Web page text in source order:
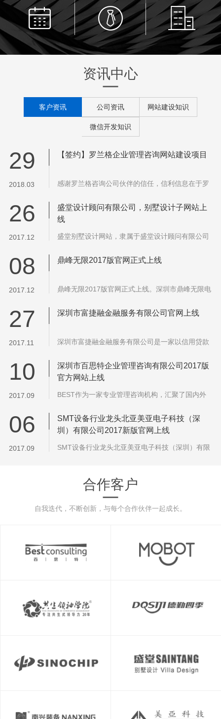
资讯中心
客户资讯 公司资讯 网站建设知识
微信开发知识
29
2018.03
【签约】罗兰格企业管理咨询网站建设项目
感谢罗兰格咨询公司伙伴的信任，信利信息在于罗
建设的目的和目标达成一致共识与合作。服务内容
包含：网站整体数据分析、网…...
26
2017.12
盛堂设计顾问有限公司，别墅设计子网站上
线
盛堂别墅设计网站，隶属于盛堂设计顾问有限公司
司由盛思民先生创办盛堂设计是一家高端室内外环
08
2017.12
鼎峰无限2017版官网正式上线
鼎峰无限2017版官网正式上线。深圳市鼎峰无限电
式物联网产品，无线射频产品，网络云存储，数字
27
2017.11
深圳市富捷融金融服务有限公司官网上线
深圳市富捷融金融服务有限公司是一家以信用贷款
年5月10日成立，旗下分公司分别分布在深圳市和
上海市。总部及分公司均位于…...
10
2017.09
深圳市百思特企业管理咨询有限公司2017版
官方网站上线
BEST作为一家专业管理咨询机构，汇聚了国内外
IBM、Hay、埃森哲、华为等世界一流标杆企业的
咨询与管理精英，他们在BEST近十…...
06
2017.09
SMT设备行业龙头北亚美亚电子科技（深
圳）有限公司2017新版官网上线
SMT设备行业龙头北亚美亚电子科技（深圳）有限
信息为美亚电子重新规划和打…...
合作客户
自我迭代，不断创新，与每个合作伙伴一起成长。